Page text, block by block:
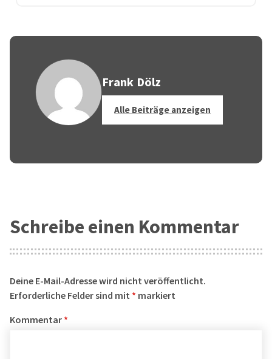
Frank Dölz
Alle Beiträge anzeigen
Schreibe einen Kommentar
Deine E-Mail-Adresse wird nicht veröffentlicht.
Erforderliche Felder sind mit * markiert
Kommentar *